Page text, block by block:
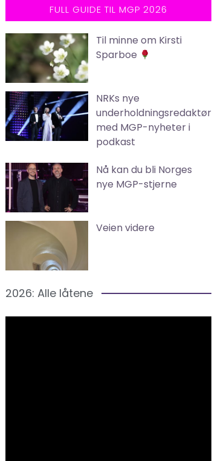
FULL GUIDE TIL MGP 2026
Til minne om Kirsti
Sparboe
NRKs nye
underholdningsredaktør
med MGP-nyheter i
podkast
Nå kan du bli Norges
nye MGP-stjerne
Veien videre
2026: Alle låtene